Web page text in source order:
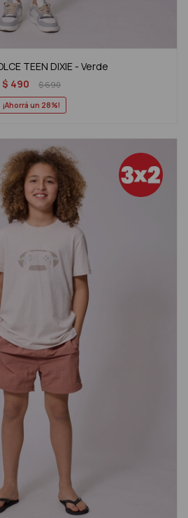
TEEN DIXIE - Verde
$ 490 $690
28